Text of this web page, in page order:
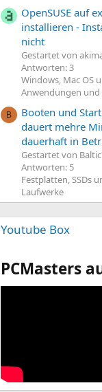
OpenSUSE auf
installieren -
nicht
Gestartet von
Antworten: 3
Windows, Mac OS
Anwendungen und
B
Booten und
dauert mehre
dauerhaft in
Gestartet von
Antworten: 5
Festplatten, SSDs
Laufwerke
Youtube Box
PCMasters